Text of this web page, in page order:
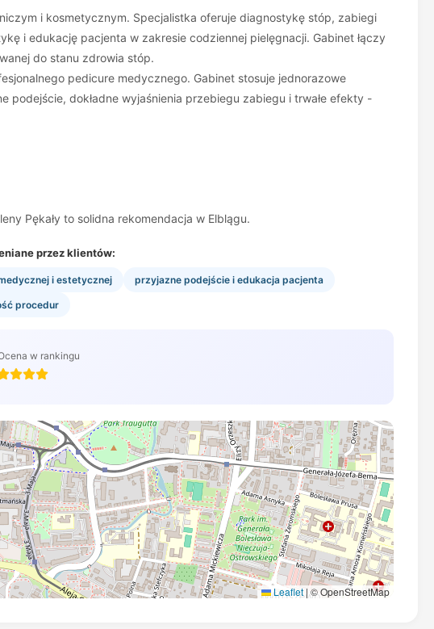
i kosmetycznym. Specjalistka oferuje diagnostykę stóp, zabiegi
i edukację pacjenta w zakresie codziennej pielęgnacji. Gabinet łączy
do stanu zdrowia stóp.
pedicure medycznego. Gabinet stosuje jednorazowe
podejście, dokładne wyjaśnienia przebiegu zabiegu i trwałe efekty -
Pękały to solidna rekomendacja w Elblągu.
przez klientów:
i estetycznej przyjazne podejście i edukacja pacjenta
procedur
w rankingu
Leaflet |© OpenStreetMap